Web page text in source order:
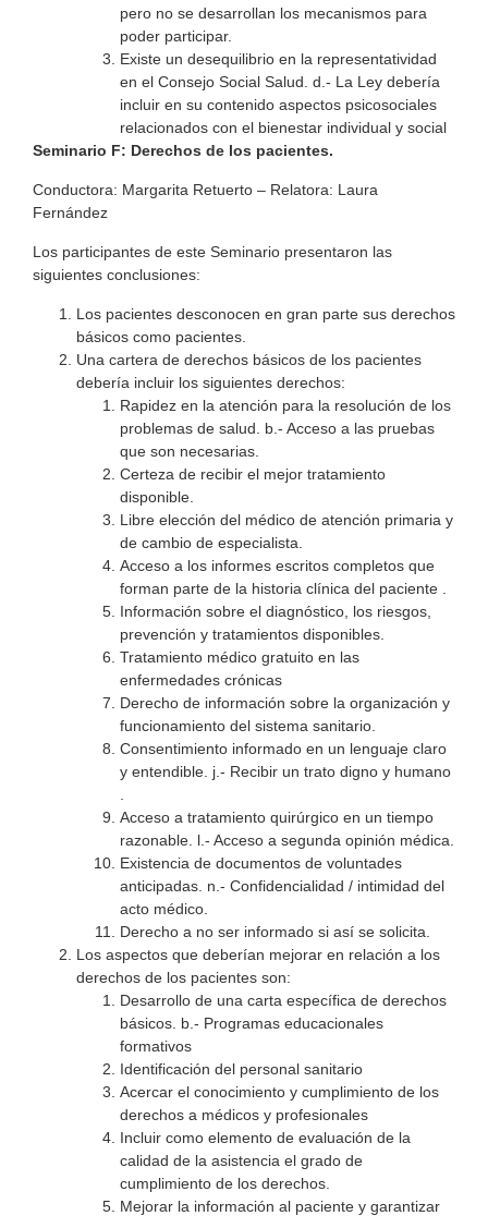
pero no se desarrollan los mecanismos para
poder participar.
Existe un desequilibrio en la representatividad
en el Consejo Social Salud. d.- La Ley debería
incluir en su contenido aspectos psicosociales
relacionados con el bienestar individual y social
Seminario F: Derechos de los pacientes.
Conductora: Margarita Retuerto – Relatora: Laura
Fernández
Los participantes de este Seminario presentaron las
siguientes conclusiones:
Los pacientes desconocen en gran parte sus derechos
básicos como pacientes.
Una cartera de derechos básicos de los pacientes
debería incluir los siguientes derechos:
Rapidez en la atención para la resolución de los
problemas de salud. b.- Acceso a las pruebas
que son necesarias.
Certeza de recibir el mejor tratamiento
disponible.
Libre elección del médico de atención primaria y
de cambio de especialista.
Acceso a los informes escritos completos que
forman parte de la historia clínica del paciente .
Información sobre el diagnóstico, los riesgos,
prevención y tratamientos disponibles.
Tratamiento médico gratuito en las
enfermedades crónicas
Derecho de información sobre la organización y
funcionamiento del sistema sanitario.
Consentimiento informado en un lenguaje claro
y entendible. j.- Recibir un trato digno y humano
Acceso a tratamiento quirúrgico en un tiempo
razonable. l.- Acceso a segunda opinión médica.
Existencia de documentos de voluntades
anticipadas. n.- Confidencialidad / intimidad del
acto médico.
Derecho a no ser informado si así se solicita.
Los aspectos que deberían mejorar en relación a los
derechos de los pacientes son:
Desarrollo de una carta específica de derechos
básicos. b.- Programas educacionales
formativos
Identificación del personal sanitario
Acercar el conocimiento y cumplimiento de los
derechos a médicos y profesionales
Incluir como elemento de evaluación de la
calidad de la asistencia el grado de
cumplimiento de los derechos.
Mejorar la información al paciente y garantizar